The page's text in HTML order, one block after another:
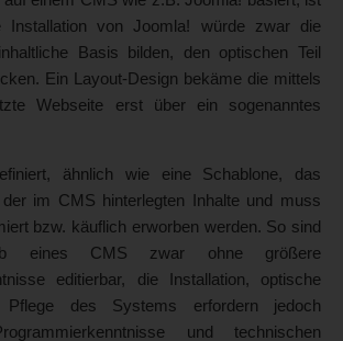
Installation von Joomla! würde zwar die
Basis bilden, den optischen Teil
Ein Layout-Design bekäme die mittels
Webseite erst über ein sogenanntes
ähnlich wie eine Schablone, das
der im CMS hinterlegten Inhalte und muss
bzw. käuflich erworben werden. So sind
eines CMS zwar ohne größere
editierbar, die Installation, optische
Pflege des Systems erfordern jedoch
und technischen